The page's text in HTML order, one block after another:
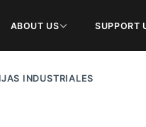
ABOUT US SUPPORT
INDUSTRIALES